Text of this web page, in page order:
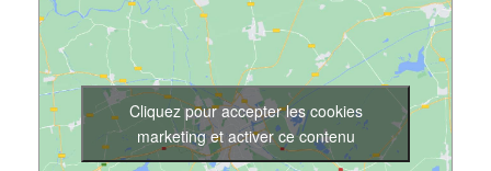
Cliquez pour accepter les cookies
marketing et activer ce contenu